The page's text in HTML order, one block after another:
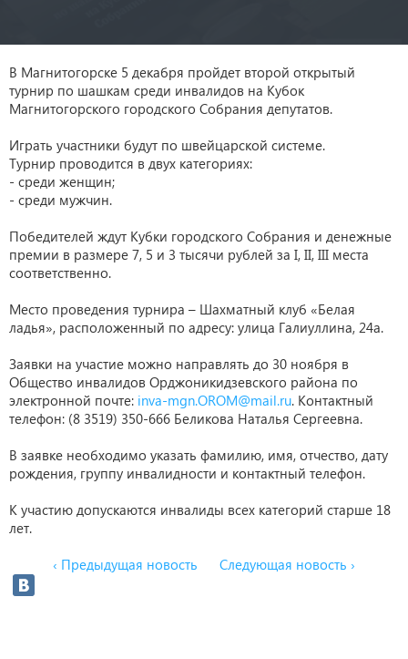
В Магнитогорске 5 декабря пройдет второй открытый
турнир по шашкам среди инвалидов на Кубок
Магнитогорского городского Собрания депутатов.
Играть участники будут по швейцарской системе.
Турнир проводится в двух категориях:
- среди женщин;
- среди мужчин.
Победителей ждут Кубки городского Собрания и денежные
премии в размере 7, 5 и 3 тысячи рублей за I, II, III места
соответственно.
Место проведения турнира – Шахматный клуб «Белая
ладья», расположенный по адресу: улица Галиуллина, 24а.
Заявки на участие можно направлять до 30 ноября в
Общество инвалидов Орджоникидзевского района по
электронной почте: inva-mgn.OROM@mail.ru. Контактный
телефон: (8 3519) 350-666 Беликова Наталья Сергеевна.
В заявке необходимо указать фамилию, имя, отчество, дату
рождения, группу инвалидности и контактный телефон.
К участию допускаются инвалиды всех категорий старше 18
лет.
‹ Предыдущая новость
Следующая новость ›